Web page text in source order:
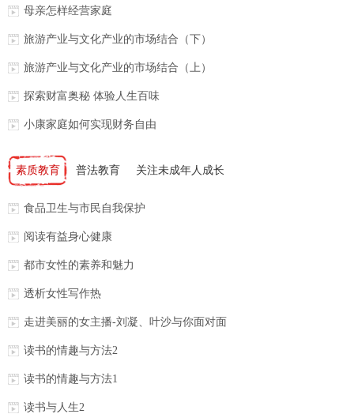
母亲怎样经营家庭
旅游产业与文化产业的市场结合（下）
旅游产业与文化产业的市场结合（上）
探索财富奥秘 体验人生百味
小康家庭如何实现财务自由
素质教育 普法教育 关注未成年人成长
食品卫生与市民自我保护
阅读有益身心健康
都市女性的素养和魅力
透析女性写作热
走进美丽的女主播-刘凝、叶沙与你面对面
读书的情趣与方法2
读书的情趣与方法1
读书与人生2